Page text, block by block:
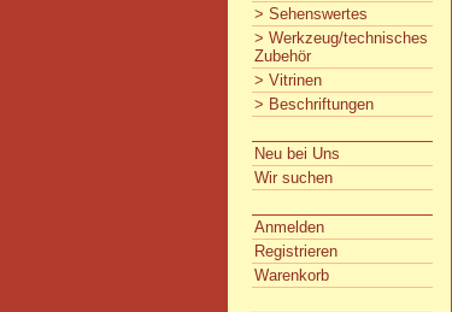
> Sehenswertes
> Werkzeug/technisches
Zubehör
> Vitrinen
> Beschriftungen
Neu bei Uns
Wir suchen
Anmelden
Registrieren
Warenkorb